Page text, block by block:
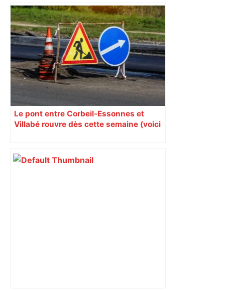
Toulouse-Marseille : à quelle heure et
sur quelle chaîne TV voir le match de la
25e journée de Ligue 1 – Le Parisien
Le pont entre Corbeil-Essonnes et
Villabé rouvre dès cette semaine (voici